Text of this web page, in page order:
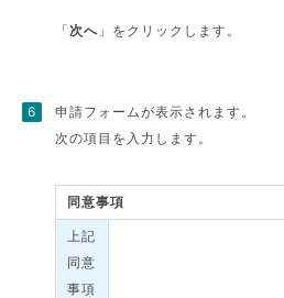
「次へ 」をクリックします。
申請フォームが表示されます。
次の項目を入力します。
同意事項
上記
同意
事項